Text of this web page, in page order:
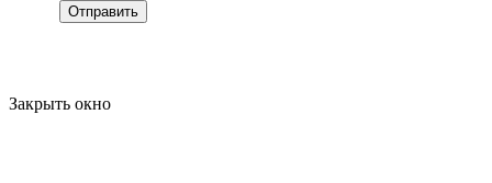
Отправить
Закрыть окно